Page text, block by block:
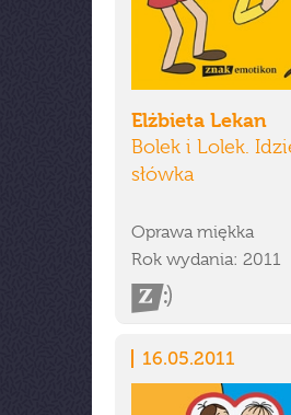
Elżbieta Lekan
Bolek i Lolek.
słówka
Oprawa miękka
Rok wydania: 2011
16.05.2011